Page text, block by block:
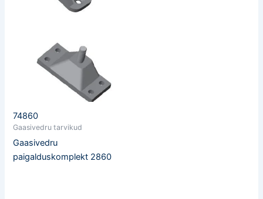
74860
Gaasivedru tarvikud
Gaasivedru
paigalduskomplekt 2860